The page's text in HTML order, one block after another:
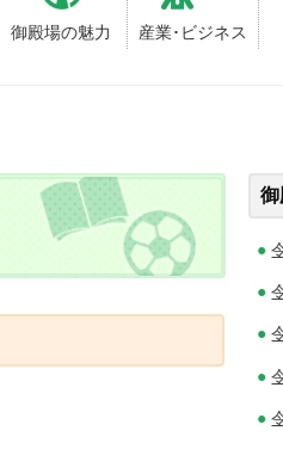
御殿場の魅力 産業･ビジネス